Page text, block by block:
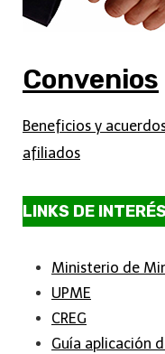
Convenios
Beneficios y
afiliados
LINKS DE
Ministerio de
UPME
CREG
Guía aplicación